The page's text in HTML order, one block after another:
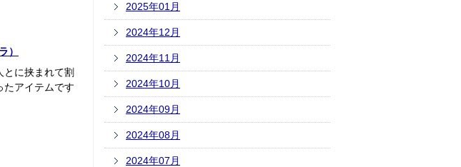
）
に挟まれて割
たアイテムです
2025年01月
2024年12月
2024年11月
2024年10月
2024年09月
2024年08月
2024年07月